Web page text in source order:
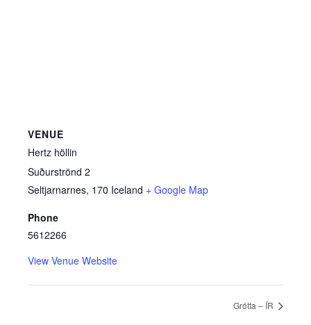
VENUE
Hertz höllin
Suðurströnd 2
Seltjarnarnes, 170 Iceland + Google Map
Phone
5612266
View Venue Website
Grótta – ÍR